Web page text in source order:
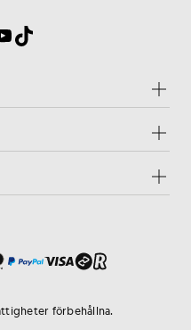
TikTok
förbehållna.